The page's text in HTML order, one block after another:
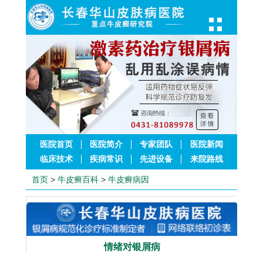
医院首页 医院简介 专家团队
医院新闻
临床技术
疾病常识 先进设备 来院路线
首页 > 牛皮癣百科 > 牛皮癣病因
情绪对银屑病